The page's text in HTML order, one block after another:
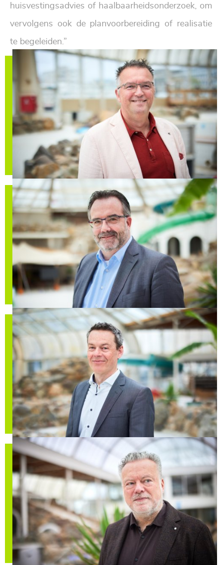
huisvestingsadvies of haalbaarheidsonderzoek, om
vervolgens ook de planvoorbereiding of realisatie
te begeleiden.”